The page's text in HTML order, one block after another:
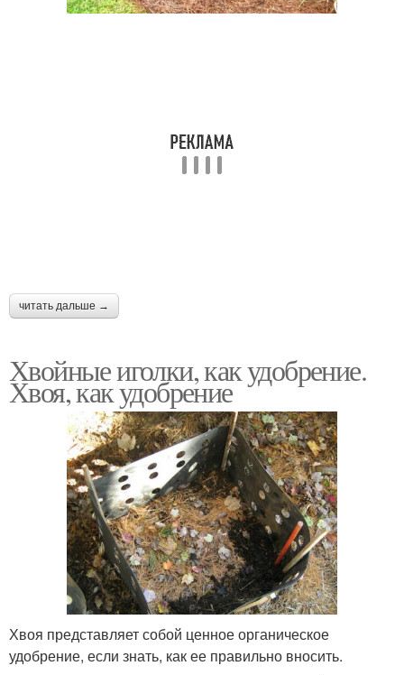
читать дальше →
Хвойные иголки, как удобрение.
Хвоя, как удобрение
Хвоя представляет собой ценное органическое
удобрение, если знать, как ее правильно вносить.